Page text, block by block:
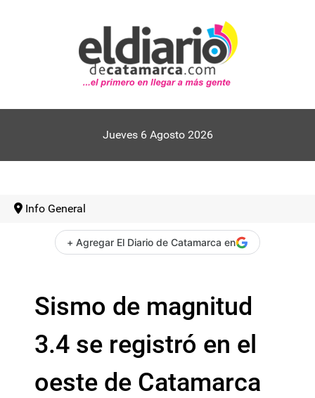
Jueves 6 Agosto 2026
Info General
+ Agregar El Diario de Catamarca en
Sismo de magnitud
3.4 se registró en el
oeste de Catamarca